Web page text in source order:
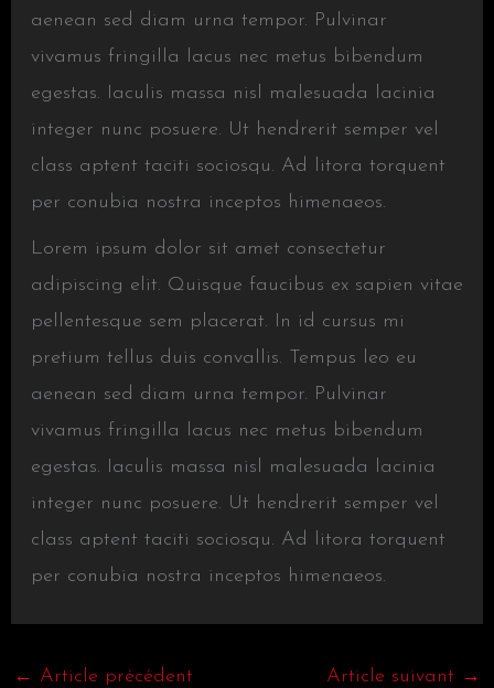
aenean sed diam urna tempor. Pulvinar
vivamus fringilla lacus nec metus bibendum
egestas. Iaculis massa nisl malesuada lacinia
integer nunc posuere. Ut hendrerit semper vel
class aptent taciti sociosqu. Ad litora torquent
per conubia nostra inceptos himenaeos.
Lorem ipsum dolor sit amet consectetur
adipiscing elit. Quisque faucibus ex sapien vitae
pellentesque sem placerat. In id cursus mi
pretium tellus duis convallis. Tempus leo eu
aenean sed diam urna tempor. Pulvinar
vivamus fringilla lacus nec metus bibendum
egestas. Iaculis massa nisl malesuada lacinia
integer nunc posuere. Ut hendrerit semper vel
class aptent taciti sociosqu. Ad litora torquent
per conubia nostra inceptos himenaeos.
← Article précédent Article suivant →